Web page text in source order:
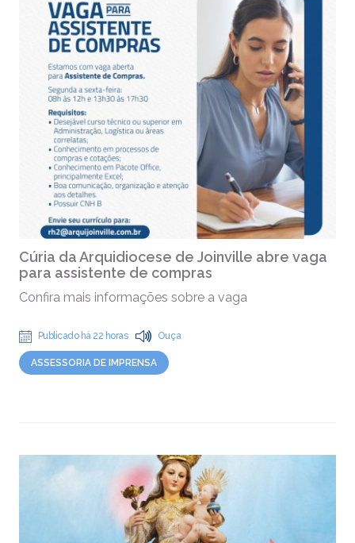
Cúria da Arquidiocese de Joinville abre vaga
para assistente de compras
Confira mais informações sobre a vaga
Publicado há 22 horas Ouça
ASSESSORIA DE IMPRENSA